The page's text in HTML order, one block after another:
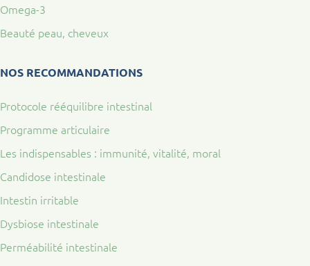
Omega-3
Beauté peau, cheveux
NOS RECOMMANDATIONS
Protocole rééquilibre intestinal
Programme articulaire
Les indispensables : immunité, vitalité, moral
Candidose intestinale
Intestin irritable
Dysbiose intestinale
Perméabilité intestinale